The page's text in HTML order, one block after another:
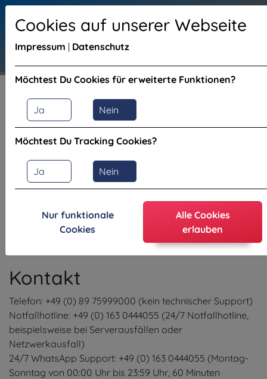
Cookies auf unserer Webseite
Impressum | Datenschutz
Ja Nein
Möchtest Du Cookies für erweiterte Funktionen?
Ja Nein
Möchtest Du Tracking Cookies?
Nur funktionale
Cookies
Alle Cookies
erlauben
Impressum
Angaben gemäß § 5 TMG
Markus Schneider
received.eu - IT Service & Hosting Solutions
Oskar-Maria-Graf-Str. 5
82178 Puchheim
Kontakt
Telefon: +49 (0) 89 75999000 (kein technischer Support)
Notfallhotline: +49 (0) 163 0444055 (24/7 Notfallhotline,
beispielsweise bei Serverausfällen oder
Netzwerkausfall)
24/7 WhatsApp Support: +49 (0) 163 0444055 (Montag-
Sonntag von 00:00 Uhr bis 23:59 Uhr, 60 Minuten